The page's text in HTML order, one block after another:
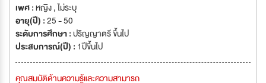
เพศ :หญิง , ไม่ระบุ
อายุ(ปี) :25 - 50
ระดับการศึกษา :ปริญญาตรี ขึ้นไป
ประสบการณ์(ปี) : 1ปีขึ้นไป
คุณสมบัติด้านความรู้และความสามารถ